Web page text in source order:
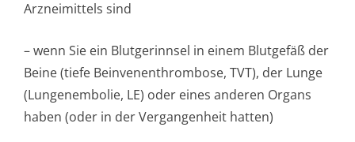
Arzneimittels sind
– wenn Sie ein Blutgerinnsel in einem Blutgefäß der
Beine (tiefe Beinvenenthrombose, TVT), der Lunge
(Lungenembolie, LE) oder eines anderen Organs
haben (oder in der Vergangenheit hatten)